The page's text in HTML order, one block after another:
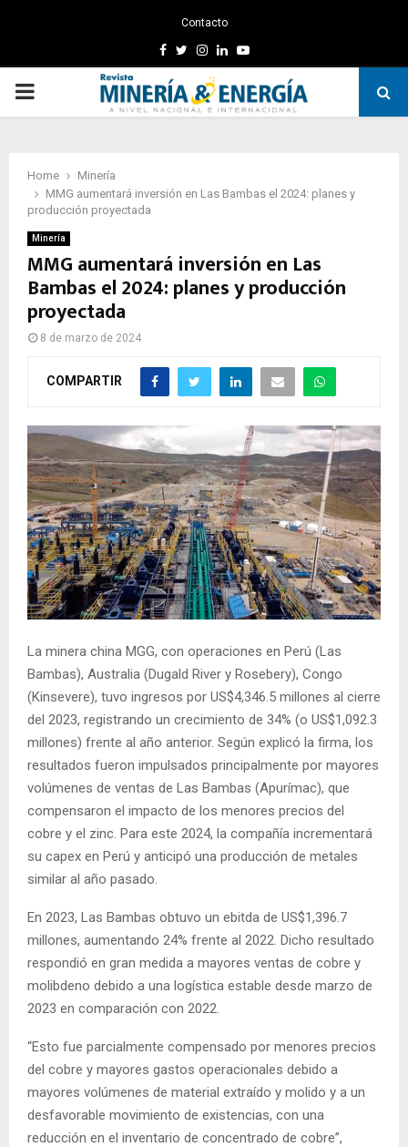
Contacto
Facebook
TwitterInstagram
LinkedinYoutube
PRIMARY
Home
Minería
MMG aumentará inversión en Las Bambas el 2024: planes y
producción proyectada
Minería
MMG aumentará inversión en Las
Bambas el 2024: planes y producción
proyectada
8 de marzo de 2024
COMPARTIR
La minera china MGG, con operaciones en Perú (Las
Bambas), Australia (Dugald River y Rosebery), Congo
(Kinsevere), tuvo ingresos por US$4,346.5 millones al cierre
del 2023, registrando un crecimiento de 34% (o US$1,092.3
millones) frente al año anterior. Según explicó la firma, los
resultados fueron impulsados principalmente por mayores
volúmenes de ventas de Las Bambas (Apurímac), que
compensaron el impacto de los menores precios del
cobre y el zinc. Para este 2024, la compañía incrementará
su capex en Perú y anticipó una producción de metales
similar al año pasado.
En 2023, Las Bambas obtuvo un ebitda de US$1,396.7
millones, aumentando 24% frente al 2022. Dicho resultado
respondió en gran medida a mayores ventas de cobre y
molibdeno debido a una logística estable desde marzo de
2023 en comparación con 2022.
“Esto fue parcialmente compensado por menores precios
del cobre y mayores gastos operacionales debido a
mayores volúmenes de material extraído y molido y a un
desfavorable movimiento de existencias, con una
reducción en el inventario de concentrado de cobre”,